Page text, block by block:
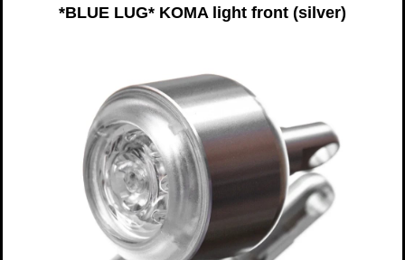
*BLUE LUG* KOMA light front (silver)